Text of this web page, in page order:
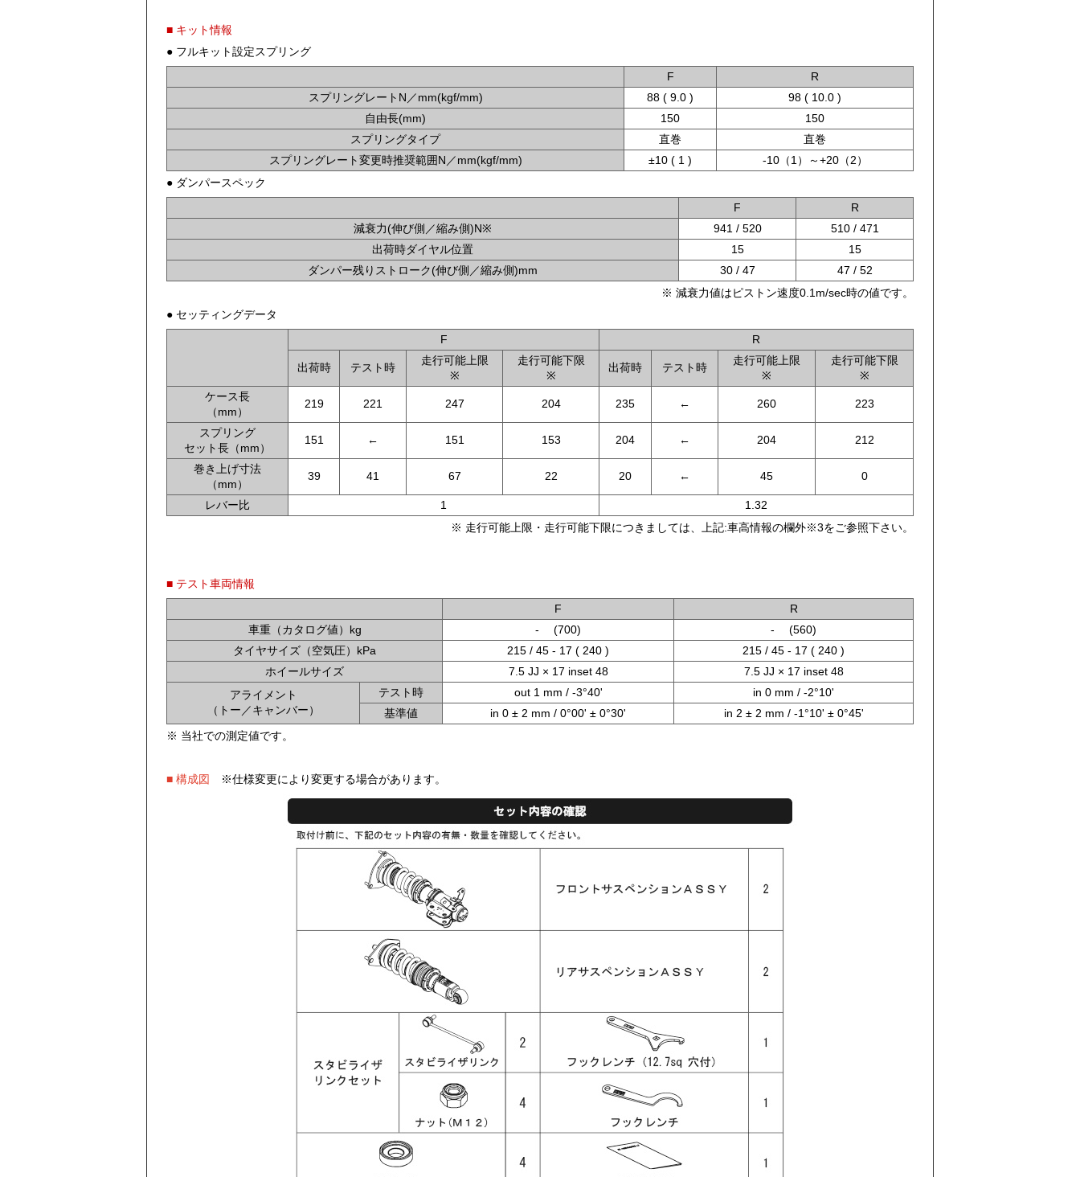
■ キット情報
● フルキット設定スプリング
F
R
スプリングレートN／mm(kgf/mm)
88 ( 9.0 )
98 ( 10.0 )
自由長(mm)
150
150
スプリングタイプ
直巻
直巻
スプリングレート変更時推奨範囲N／mm(kgf/mm)
±10 ( 1 )
-10（1）～+20（2）
● ダンパースペック
F
R
減衰力(伸び側／縮み側)N※
941 / 520
510 / 471
出荷時ダイヤル位置
15
15
ダンパー残りストローク(伸び側／縮み側)mm
30 / 47
47 / 52
※ 減衰力値はピストン速度0.1m/sec時の値です。
● セッティングデータ
F
R
出荷時 テスト時
走行可能上限
※
走行可能下限
※
出荷時 テスト時
走行可能上限
※
走行可能下限
※
ケース長
（mm）
219 221 247 204 235 ← 260 223
スプリング
セット長（mm）
151 ← 151 153 204 ← 204 212
巻き上げ寸法
（mm）
39 41 67 22 20 ← 45 0
レバー比 1
1.32
※ 走行可能上限・走行可能下限につきましては、上記:車高情報の欄外※3をご参照下さい。
■ テスト車両情報
F
R
車重（カタログ値）kg
- (700)
- (560)
タイヤサイズ（空気圧）kPa
215 / 45 - 17 ( 240 )
215 / 45 - 17 ( 240 )
ホイールサイズ
7.5 JJ × 17 inset 48
7.5 JJ × 17 inset 48
アライメント
（トー／キャンバー）
テスト時 out 1 mm / -3°40'
in 0 mm / -2°10'
基準値
in 0 ± 2 mm / 0°00' ± 0°30'
in 2 ± 2 mm / -1°10' ± 0°45'
※ 当社での測定値です。
■ 構成図 ※仕様変更により変更する場合があります。